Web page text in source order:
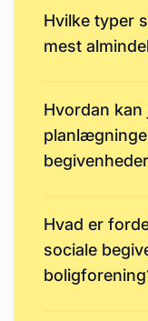
Hvilke typer
mest
Hvordan kan
Hvad er
sociale